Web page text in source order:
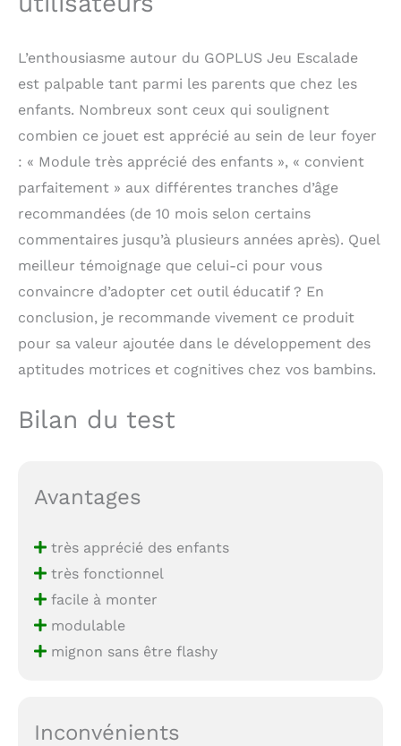
L’enthousiasme autour du GOPLUS Jeu Escalade
est palpable tant parmi les parents que chez les
enfants. Nombreux sont ceux qui soulignent
combien ce jouet est apprécié au sein de leur foyer
: « Module très apprécié des enfants », « convient
parfaitement » aux différentes tranches d’âge
recommandées (de 10 mois selon certains
commentaires jusqu’à plusieurs années après). Quel
meilleur témoignage que celui-ci pour vous
convaincre d’adopter cet outil éducatif ? En
conclusion, je recommande vivement ce produit
pour sa valeur ajoutée dans le développement des
aptitudes motrices et cognitives chez vos bambins.
Bilan du test
Avantages
très apprécié des enfants
très fonctionnel
facile à monter
modulable
mignon sans être flashy
Inconvénients